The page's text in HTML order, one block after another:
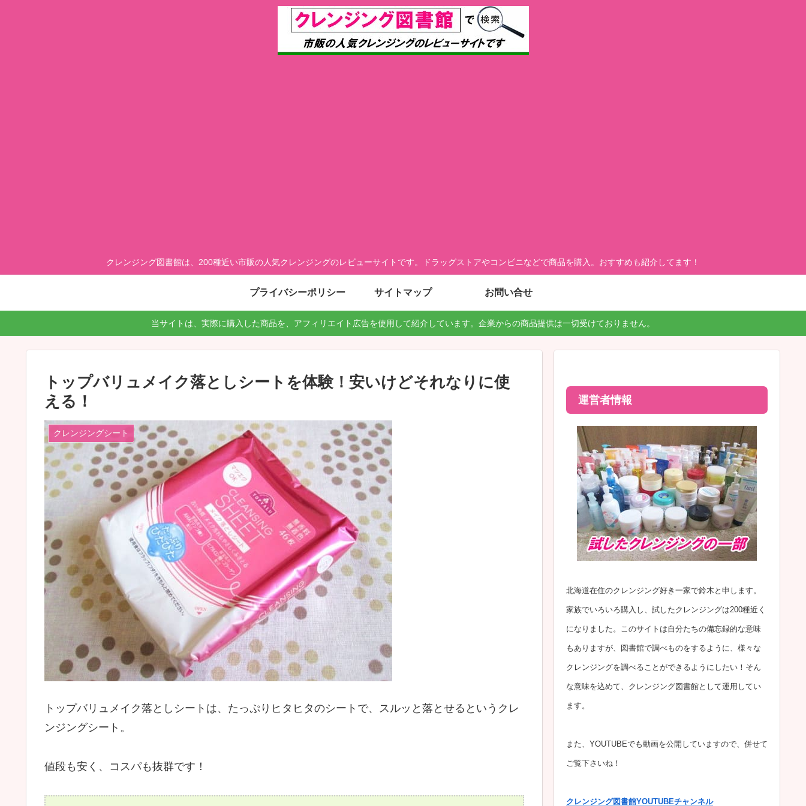
クレンジング図書館は、200種近い市販の人気クレンジングのレビューサイトです。ドラッグストアやコンビニなどで商品を購入。おすすめも紹介してます！
プライバシーポリシー サイトマップ お問い合せ
当サイトは、実際に購入した商品を、アフィリエイト広告を使用して紹介しています。企業からの商品提供は一切受けておりません。
トップバリュメイク落としシートを体験！安いけどそれなりに使
える！
クレンジングシート
トップバリュメイク落としシートは、たっぷりヒタヒタのシートで、スルッと落とせるというクレ
ンジングシート。
値段も安く、コスパも抜群です！
運営者情報
北海道在住のクレンジング好き一家で鈴木と申します。
家族でいろいろ購入し、試したクレンジングは200種近く
になりました。このサイトは自分たちの備忘録的な意味
もありますが、図書館で調べものをするように、様々な
クレンジングを調べることができるようにしたい！そん
な意味を込めて、クレンジング図書館として運用してい
ます。
また、YOUTUBEでも動画を公開していますので、併せて
ご覧下さいね！
クレンジング図書館YOUTUBEチャンネル